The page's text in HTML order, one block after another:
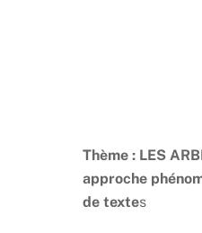
Thème : LES
approche
de textes